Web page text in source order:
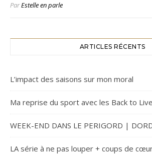
ParEstelle en parle
ARTICLES RÉCENTS
L’impact des saisons sur mon moral
Ma reprise du sport avec les Back to
WEEK-END DANS LE PERIGORD |
LA série à ne pas louper + coups de